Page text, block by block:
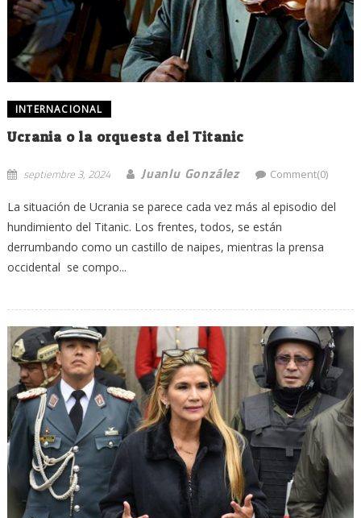
INTERNACIONAL
Ucrania o la orquesta del Titanic
septiembre 3, 2024 Juanlu González Comment(0)
La situación de Ucrania se parece cada vez más al episodio del
hundimiento del Titanic. Los frentes, todos, se están
derrumbando como un castillo de naipes, mientras la prensa
occidental se compo...